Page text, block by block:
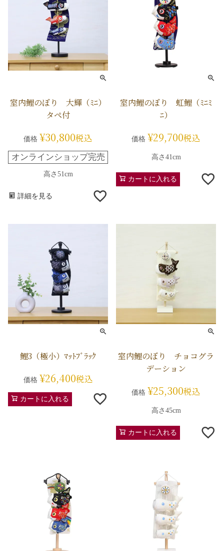
室内鯉のぼり 大輝（ﾐﾆ）
タペ付
価格 ¥30,800税込
オンラインショップ完売
高さ51cm
詳細を見る
室内鯉のぼり 虹鯉（ﾐﾆﾐ
ﾆ）
価格 ¥29,700税込
高さ41cm
カートに入れる
鯉3（極小）ﾏｯﾄﾌﾞﾗｯｸ
価格 ¥26,400税込
カートに入れる
室内鯉のぼり チョコグラ
デーション
価格 ¥25,300税込
高さ45cm
カートに入れる